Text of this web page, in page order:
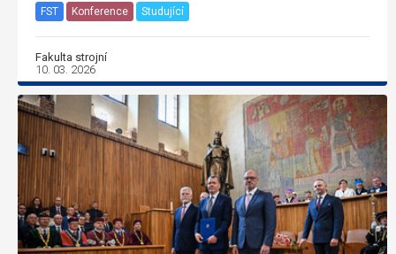
FST Konference Studující
Fakulta strojní
10. 03. 2026